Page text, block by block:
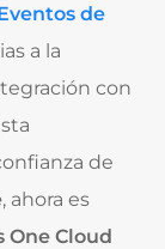
de
a la
con
de
, ahora es
One Cloud